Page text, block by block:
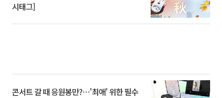
시태그]
콘서트 갈 때 응원봉만?⋯'최애' 위한 필수